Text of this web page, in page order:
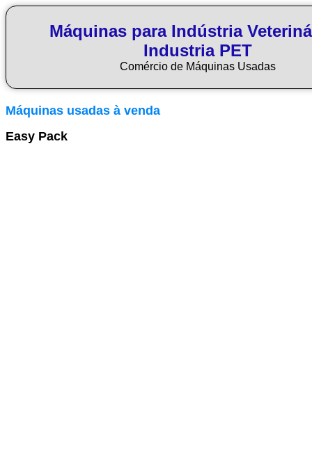
Máquinas para Indústria
Industria PET
Comércio de Máquinas Usadas
Máquinas usadas à venda
Easy Pack